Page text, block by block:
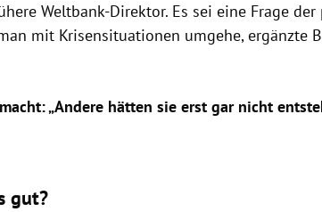
Weltbank-Direktor. Es sei eine Frage
mit Krisensituationen umgehe, ergänzte
„Andere hätten sie erst gar nicht
gut?